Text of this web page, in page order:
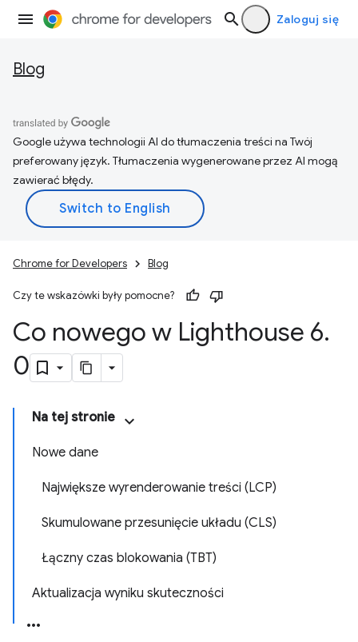
Zaloguj się
Blog
Google używa technologii AI do tłumaczenia treści na Twój
preferowany język. Tłumaczenia wygenerowane przez AI mogą
zawierać błędy.
Chrome for Developers Blog
Czy te wskazówki były pomocne?
Co nowego w Lighthouse 6.
0
Na tej stronie
Nowe dane
Największe wyrenderowanie treści (LCP)
Skumulowane przesunięcie układu (CLS)
Łączny czas blokowania (TBT)
Aktualizacja wyniku skuteczności